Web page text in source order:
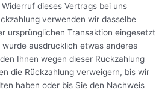
dieses Vertrags bei uns
verwenden wir dasselbe
ursprünglichen Transaktion eingesetzt
ausdrücklich etwas anderes
Ihnen wegen dieser Rückzahlung
die Rückzahlung verweigern, bis wir
haben oder bis Sie den Nachweis